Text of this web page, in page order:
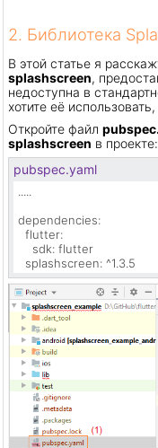
2. Библиотека
В этой статье я
splashscreen,
недоступна в
хотите её
Откройте файл
splashscreen в проекте:
pubspec.yaml
.....
dependencies:
  flutter:
    sdk: flutter
  splashscreen: ^1.3.5